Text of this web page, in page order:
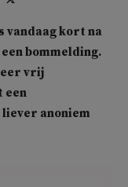
vandaag kort na
bommelding.
vrij
een
liever anoniem